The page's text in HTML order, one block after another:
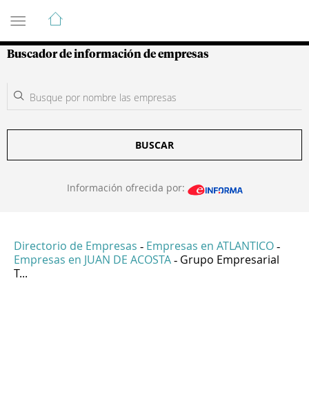
Guía de Empresas Colombianas
Buscador de información de empresas
BUSCAR
Información ofrecida por:
Directorio de Empresas - Empresas en ATLANTICO -
Empresas en JUAN DE ACOSTA - Grupo Empresarial
T...